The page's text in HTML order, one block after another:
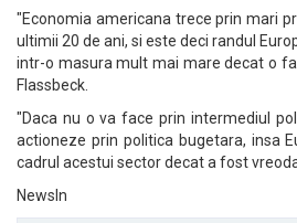
"Economia americana trece prin mari
ultimii 20 de ani, si este deci randul
intr-o masura mult mai mare decat o
Flassbeck.
"Daca nu o va face prin intermediul
actioneze prin politica bugetara, insa
cadrul acestui sector decat a fost
NewsIn